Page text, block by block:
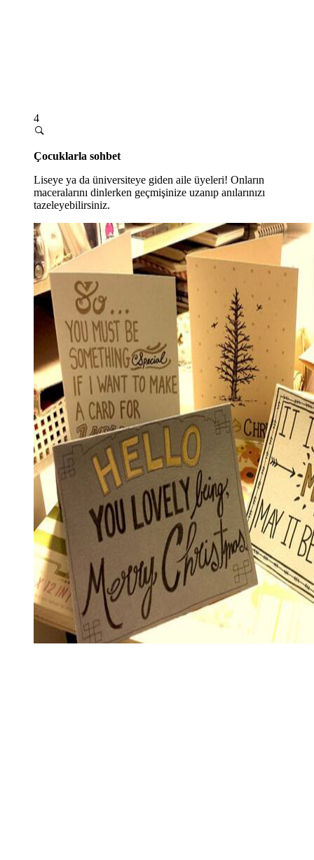
4
Çocuklarla sohbet
Liseye ya da üniversiteye giden aile üyeleri! Onların
maceralarını dinlerken geçmişinize uzanıp anılarınızı
tazeleyebilirsiniz.